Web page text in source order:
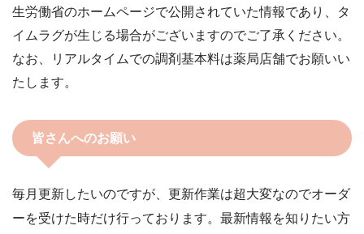
生労働省のホームページで公開されていた情報であり、タ
イムラグが生じる場合がございますのでご了承ください。
なお、リアルタイムでの調剤基本料は薬局店舗でお願いい
たします。
皆さんへのお願い
毎月更新したいのですが、更新作業は超大変なのでオーダ
ーを受けた時だけ行っております。最新情報を知りたい方